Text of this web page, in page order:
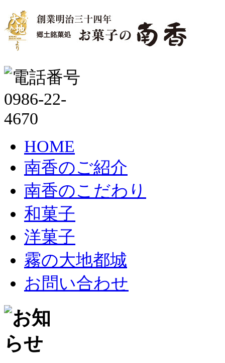
HOME
南香のご紹介
南香のこだわり
和菓子
洋菓子
霧の大地都城
お問い合わせ